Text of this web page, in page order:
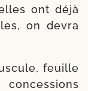
ont déjà
on devra
feuille